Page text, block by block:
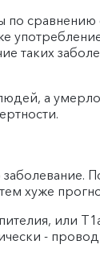
по
таких
а
хуже
или
-